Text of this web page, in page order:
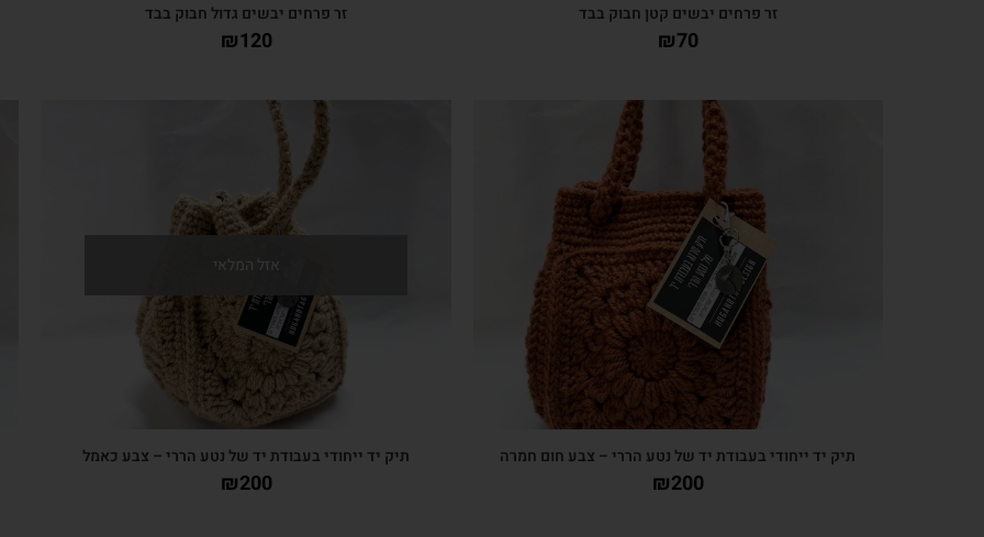
זר פרחים יבשים קטן חבוק בבד
₪70
זר פרחים יבשים גדול חבוק בבד
₪120
צפייה מהירה
תיק יד ייחודי בעבודת יד של נטע הררי – צבע חום חמרה
₪200
אזל המלאי
צפייה מהירה
תיק יד ייחודי בעבודת יד של נטע הררי – צבע כאמל
₪200